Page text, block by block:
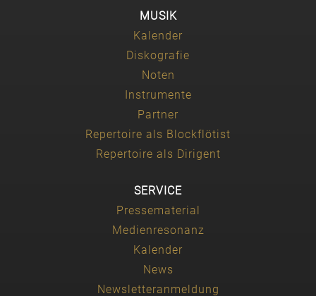
MUSIK
Kalender
Diskografie
Noten
Instrumente
Partner
Repertoire als Blockflötist
Repertoire als Dirigent
SERVICE
Pressematerial
Medienresonanz
Kalender
News
Newsletteranmeldung